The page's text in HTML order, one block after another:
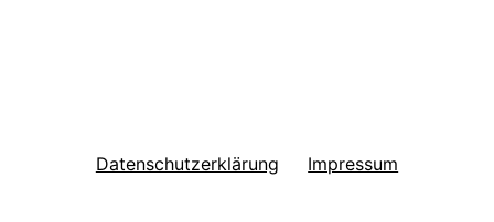
Datenschutzerklärung Impressum